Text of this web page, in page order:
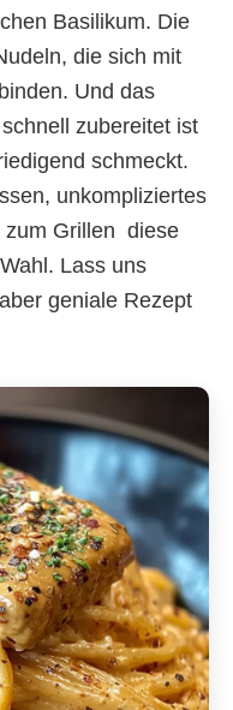
Basilikum. Die
die sich mit
Und das
zubereitet ist
schmeckt.
unkompliziertes
Grillen  diese
Lass uns
geniale Rezept